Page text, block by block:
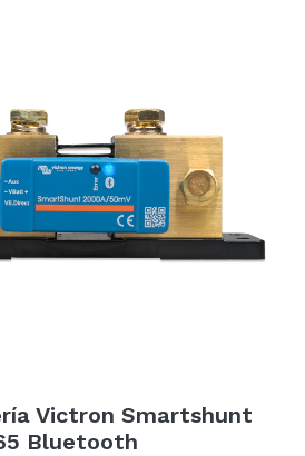
Victron Smartshunt
Bluetooth